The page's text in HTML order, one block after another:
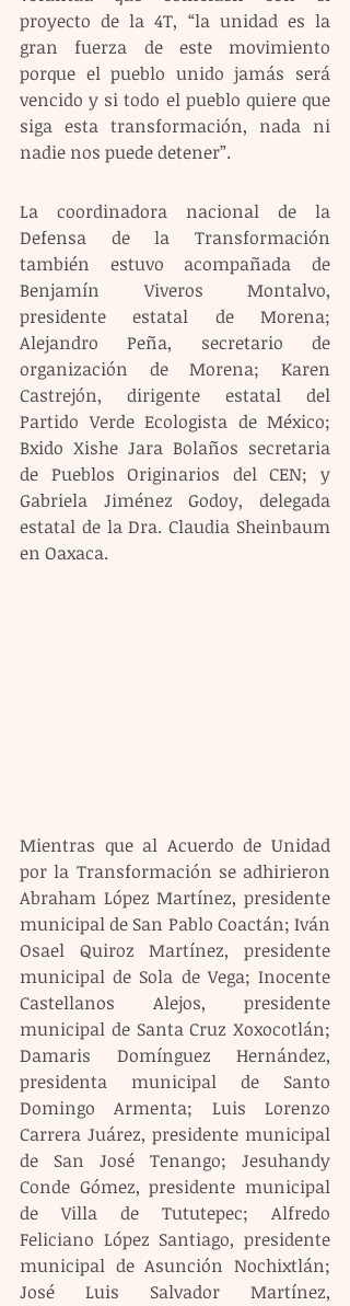
proyecto de la 4T, “la unidad es la
gran fuerza de este movimiento
porque el pueblo unido jamás será
vencido y si todo el pueblo quiere que
siga esta transformación, nada ni
nadie nos puede detener”.
La coordinadora nacional de la
Defensa de la Transformación
también estuvo acompañada de
Benjamín Viveros Montalvo,
presidente estatal de Morena;
Alejandro Peña, secretario de
organización de Morena; Karen
Castrejón, dirigente estatal del
Partido Verde Ecologista de México;
Bxido Xishe Jara Bolaños secretaria
de Pueblos Originarios del CEN; y
Gabriela Jiménez Godoy, delegada
estatal de la Dra. Claudia Sheinbaum
en Oaxaca.
Mientras que al Acuerdo de Unidad
por la Transformación se adhirieron
Abraham López Martínez, presidente
municipal de San Pablo Coactán; Iván
Osael Quiroz Martínez, presidente
municipal de Sola de Vega; Inocente
Castellanos Alejos, presidente
municipal de Santa Cruz Xoxocotlán;
Damaris Domínguez Hernández,
presidenta municipal de Santo
Domingo Armenta; Luis Lorenzo
Carrera Juárez, presidente municipal
de San José Tenango; Jesuhandy
Conde Gómez, presidente municipal
de Villa de Tututepec; Alfredo
Feliciano López Santiago, presidente
municipal de Asunción Nochixtlán;
José Luis Salvador Martínez,